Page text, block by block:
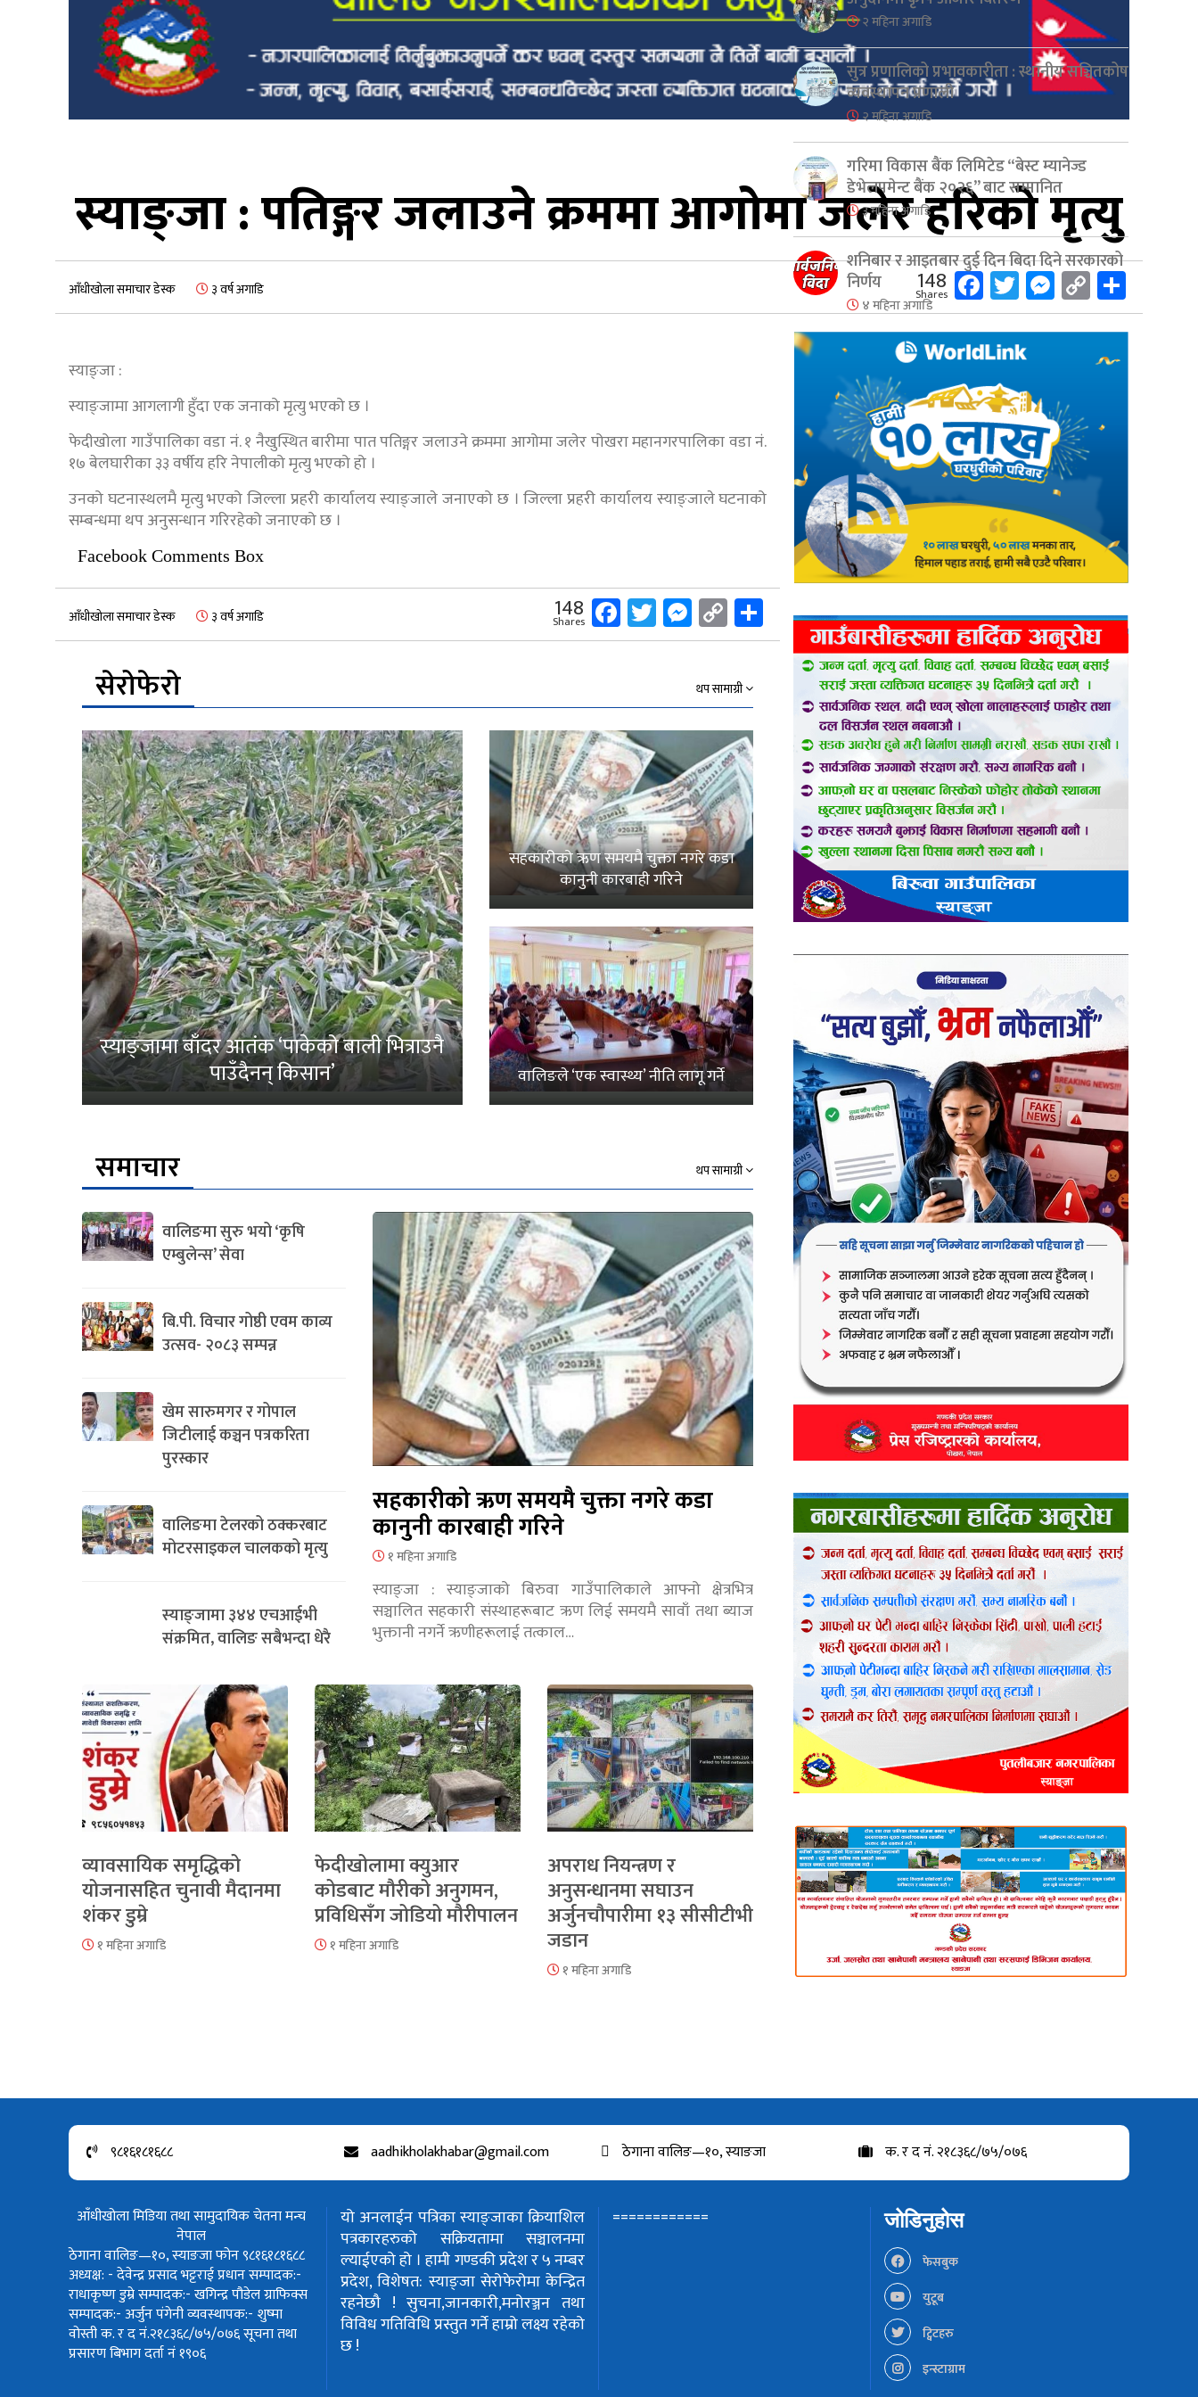
स्याङ्जा : पतिङ्गर जलाउने क्रममा आगोमा जलेर हरिको मृत्यु
आँधीखोला समाचार डेस्क ३ वर्ष अगाडि 148
Shares Facebook
Twitter
Messenger
Copy
Link
स्याङ्जा :
स्याङ्जामा आगलागी हुँदा एक जनाको मृत्यु भएको छ ।
फेदीखोला गाउँपालिका वडा नं. १ नैखुस्थित बारीमा पात पतिङ्गर जलाउने क्रममा आगोमा जलेर पोखरा महानगरपालिका वडा नं.
१७ बेलघारीका ३३ वर्षीय हरि नेपालीको मृत्यु भएको हो ।
उनको घटनास्थलमै मृत्यु भएको जिल्ला प्रहरी कार्यालय स्याङ्जाले जनाएको छ । जिल्ला प्रहरी कार्यालय स्याङ्जाले घटनाको
सम्बन्धमा थप अनुसन्धान गरिरहेको जनाएको छ ।
Facebook Comments Box
आँधीखोला समाचार डेस्क ३ वर्ष अगाडि 148
Shares Facebook
Twitter
Messenger
Copy
Link
Share
सेरोफेरो
थप सामाग्री
स्याङ्जामा बाँदर आतंक ‘पाकेको बाली भित्राउनै
पाउँदैनन् किसान’
सहकारीको ऋण समयमै चुक्ता नगरे कडा
कानुनी कारबाही गरिने
वालिङले ‘एक स्वास्थ्य’ नीति लागू गर्ने
समाचार थप सामाग्री
वालिङमा सुरु भयो ‘कृषि
एम्बुलेन्स’ सेवा
बि.पी. विचार गोष्ठी एवम काव्य
उत्सव- २०८३ सम्पन्न
खेम सारुमगर र गोपाल
जिटीलाई कञ्चन पत्रकरिता
पुरस्कार
वालिङमा टेलरको ठक्करबाट
मोटरसाइकल चालकको मृत्यु
स्याङ्जामा ३४४ एचआईभी
संक्रमित, वालिङ सबैभन्दा धेरै
सहकारीको ऋण समयमै चुक्ता नगरे कडा
कानुनी कारबाही गरिने
१ महिना अगाडि
स्याङ्जा : स्याङ्जाको बिरुवा गाउँपालिकाले आफ्नो क्षेत्रभित्र
सञ्चालित सहकारी संस्थाहरूबाट ऋण लिई समयमै सावाँ तथा ब्याज
भुक्तानी नगर्ने ऋणीहरूलाई तत्काल…
व्यावसायिक समृद्धिको
योजनासहित चुनावी मैदानमा
शंकर डुम्रे
१ महिना अगाडि
फेदीखोलामा क्युआर
कोडबाट मौरीको अनुगमन,
प्रविधिसँग जोडियो मौरीपालन
१ महिना अगाडि
अपराध नियन्त्रण र
अनुसन्धानमा सघाउन
अर्जुनचौपारीमा १३ सीसीटीभी
जडान
१ महिना अगाडि
२ महिना अगाडि
सुत्र प्रणालिको प्रभावकारीता : स्थानीय सञ्चितकोष
व्यवस्थापन प्रणाली
२ महिना अगाडि
गरिमा विकास बैंक लिमिटेड “बेस्ट म्यानेज्ड
डेभेलपमेन्ट बैंक २०२६” बाट सम्मानित
३ महिना अगाडि
शनिबार र आइतबार दुई दिन बिदा दिने सरकारको
निर्णय
४ महिना अगाडि
९८१६१८१६८८ aadhikholakhabar@gmail.com ठेगाना वालिङ—१०, स्याङजा क. र द नं. २१८३६८/७५/०७६
आँधीखोला मिडिया तथा सामुदायिक चेतना मन्च
नेपाल
ठेगाना वालिङ—१०, स्याङजा फोन ९८१६१८१६८८
अध्यक्ष: - देवेन्द्र प्रसाद भट्टराईप्रधान सम्पादक:-
राधाकृष्ण डुम्रेसम्पादक:- खगिन्द्र पौडेलग्राफिक्स
सम्पादक:- अर्जुन पंगेनीव्यवस्थापक:- शुष्मा
वोस्तीक. र द नं.२१८३६८/७५/०७६सूचना तथा
प्रसारण बिभाग दर्ता नं १९०६
यो अनलाईन पत्रिका स्याङ्जाका क्रियाशिल
पत्रकारहरुको सक्रियतामा सञ्चालनमा
ल्याईएको हो । हामी गण्डकी प्रदेश र ५ नम्बर
प्रदेश, विशेषत: स्याङ्जा सेरोफेरोमा केन्द्रित
रहनेछौ !सुचना,जानकारी,मनोरञ्जन तथा
विविध गतिविधि प्रस्तुत गर्ने हाम्रो लक्ष्य रहेको
छ !
============ जोडिनुहोस
फेसबुक
युटूब
ट्विटहरु
इन्स्टाग्राम